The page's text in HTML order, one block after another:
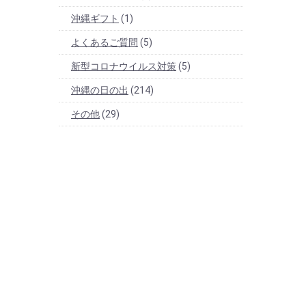
沖縄ギフト (1)
よくあるご質問 (5)
新型コロナウイルス対策(5)
沖縄の日の出 (214)
その他(29)